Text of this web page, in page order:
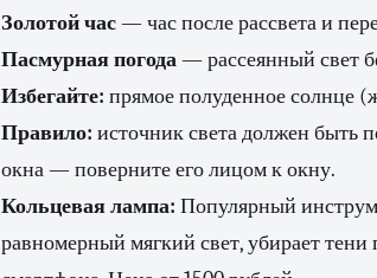
Золотой час— час после рассвета и
Пасмурная погода— рассеянный свет
Избегайте: прямое полуденное солнце
Правило: источник света должен быть
окна — поверните его лицом к окну.
Кольцевая лампа: Популярный
равномерный мягкий свет, убирает